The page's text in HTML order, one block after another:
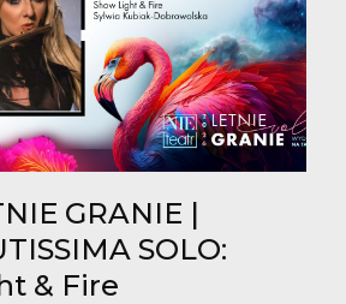
GRANIE |
SOLO:
& Fire